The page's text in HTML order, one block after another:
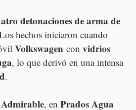
detonaciones de arma de
hechos iniciaron cuando
Volkswagen con vidrios
, lo que derivó en una intensa
.
, en Prados Agua